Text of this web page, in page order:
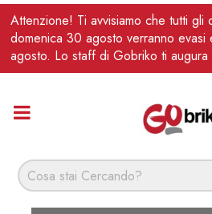
Attenzione! Ti avvisiamo che tutti
domenica 30 agosto verranno
agosto. Lo staff di Gobriko ti augura
IT 